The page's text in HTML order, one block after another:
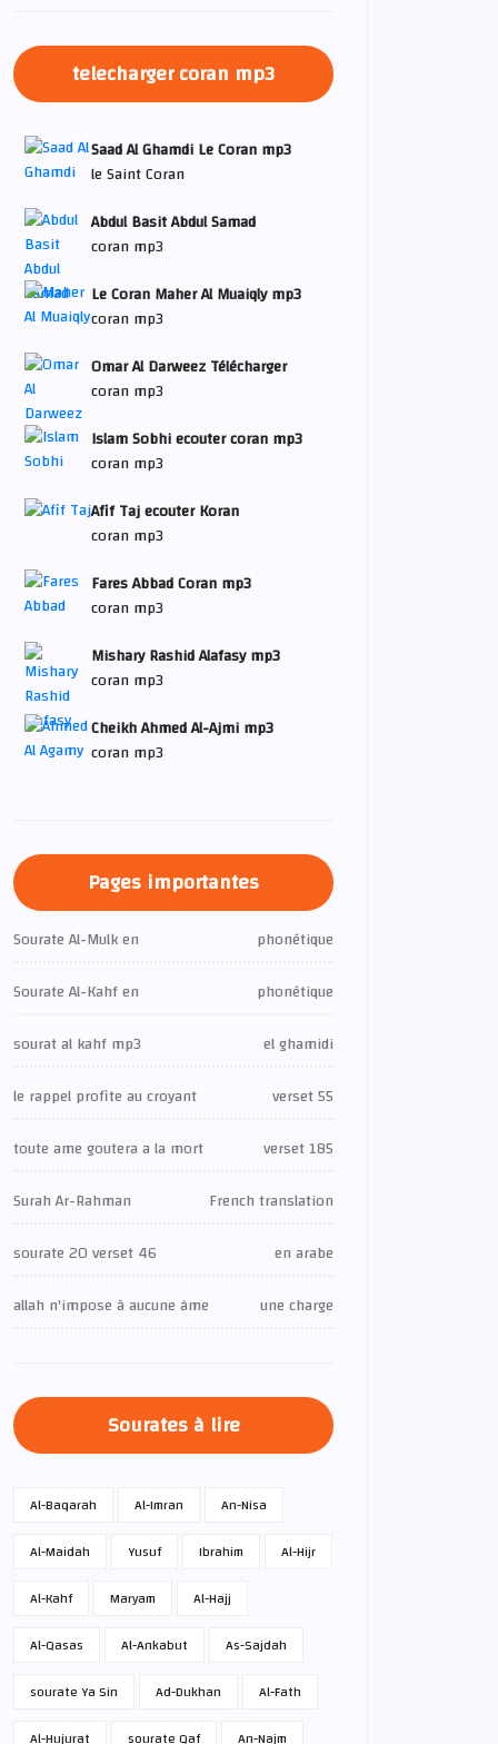
telecharger coran mp3
Saad Al Ghamdi Le Coran mp3
le Saint Coran
Abdul Basit Abdul Samad
coran mp3
Le Coran Maher Al Muaiqly mp3
coran mp3
Omar Al Darweez Télécharger
coran mp3
Islam Sobhi ecouter coran mp3
coran mp3
Afif Taj ecouter Koran
coran mp3
Fares Abbad Coran mp3
coran mp3
Mishary Rashid Alafasy mp3
coran mp3
Cheikh Ahmed Al-Ajmi mp3
coran mp3
Pages importantes
Sourate Al-Mulk en
phonétique
Sourate Al-Kahf en
phonétique
sourat al kahf mp3
el ghamidi
le rappel profite au croyant
verset 55
toute ame goutera a la mort
verset 185
Surah Ar-Rahman
French translation
sourate 20 verset 46
en arabe
allah n'impose à aucune âme
une charge
Sourates à lire
Al-Baqarah Al-Imran
An-Nisa
Al-Maidah
Yusuf Ibrahim
Al-Hijr
Al-Kahf
Maryam
Al-Hajj
Al-Qasas
Al-Ankabut
As-Sajdah
sourate Ya Sin
Ad-Dukhan
Al-Fath
Al-Hujurat
sourate Qaf
An-Najm